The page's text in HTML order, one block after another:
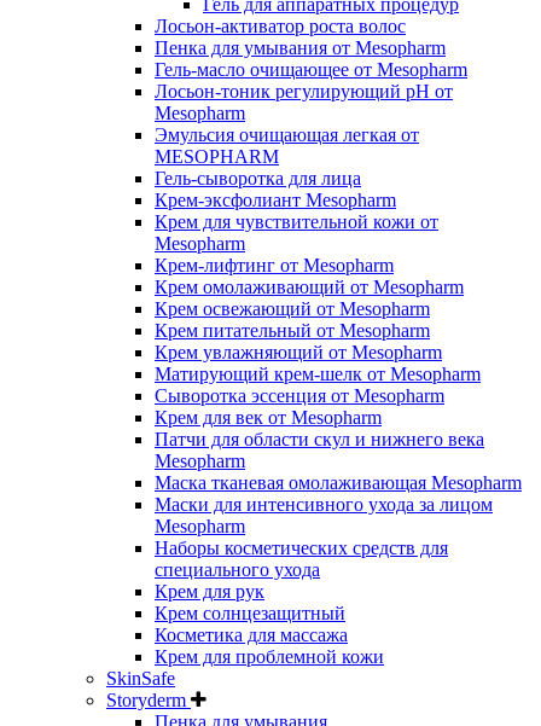
Гель для аппаратных процедур
Лосьон-активатор роста волос
Пенка для умывания от Mesopharm
Гель-масло очищающее от Mesopharm
Лосьон-тоник регулирующий рН от
Mesopharm
Эмульсия очищающая легкая от
MESOPHARM
Гель-сыворотка для лица
Крем-эксфолиант Mesopharm
Крем для чувствительной кожи от
Mesopharm
Крем-лифтинг от Mesopharm
Крем омолаживающий от Mesopharm
Крем освежающий от Mesopharm
Крем питательный от Mesopharm
Крем увлажняющий от Mesopharm
Матирующий крем-шелк от Mesopharm
Сыворотка эссенция от Mesopharm
Крем для век от Mesopharm
Патчи для области скул и нижнего века
Mesopharm
Маска тканевая омолаживающая Mesopharm
Маски для интенсивного ухода за лицом
Mesopharm
Наборы косметических средств для
специального ухода
Крем для рук
Крем солнцезащитный
Косметика для массажа
Крем для проблемной кожи
SkinSafe
Storyderm
Пенка для умывания